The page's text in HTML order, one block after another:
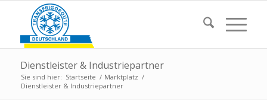
Dienstleister & Industriepartner
Sie sind hier: Startseite / Marktplatz /
Dienstleister & Industriepartner